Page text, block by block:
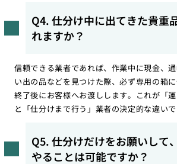
Q4. 仕分け中に出てきた貴重
れますか？
信頼できる業者であれば、作業中に現金、
い出の品などを見つけた際、必ず専用の箱
終了後にお客様へお渡しします。これが「
と「仕分けまで行う」業者の決定的な違いで
Q5. 仕分けだけをお願いして
やることは可能ですか？